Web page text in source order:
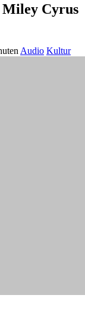
Miley Cyrus
Audio Kultur